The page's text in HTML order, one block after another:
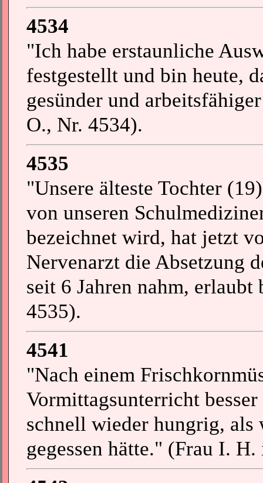
4534
"Ich habe erstaunliche
festgestellt und bin heute,
gesünder und
O., Nr. 4534).
4535
"Unsere älteste Tochter
von unseren
bezeichnet wird, hat jetzt
Nervenarzt die Absetzung
seit 6 Jahren nahm,
4535).
4541
"Nach einem
Vormittagsunterricht
schnell wieder hungrig,
gegessen hätte." (Frau I.